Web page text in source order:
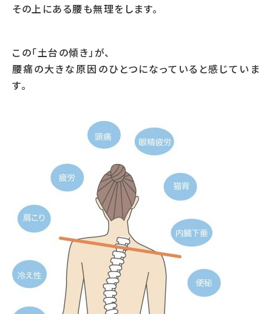
その上にある腰も無理をします。
この「土台の傾き」が、
腰痛の大きな原因のひとつになっていると感じていま
す。